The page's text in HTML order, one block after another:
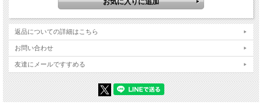
返品についての詳細はこちら
お問い合わせ
友達にメールですすめる